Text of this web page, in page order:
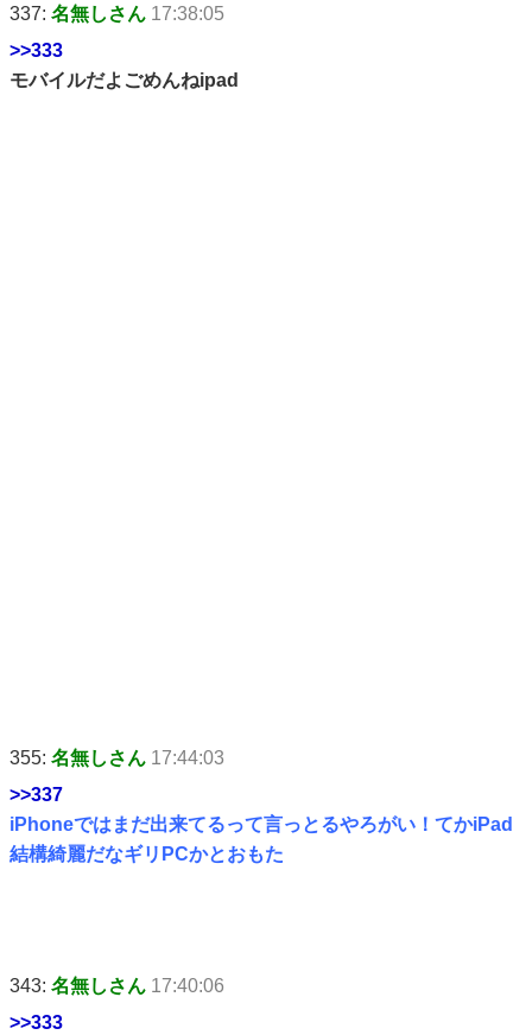
337: 名無しさん 17:38:05
>>333
モバイルだよごめんねipad
355: 名無しさん 17:44:03
>>337
iPhoneではまだ出来てるって言っとるやろがい！てかiPad
結構綺麗だなギリPCかとおもた
343: 名無しさん 17:40:06
>>333